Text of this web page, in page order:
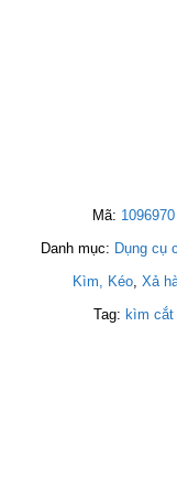
Mã: 1096970
Danh mục: Dụng cụ
Kìm, Kéo, Xả
Tag: kìm cắt